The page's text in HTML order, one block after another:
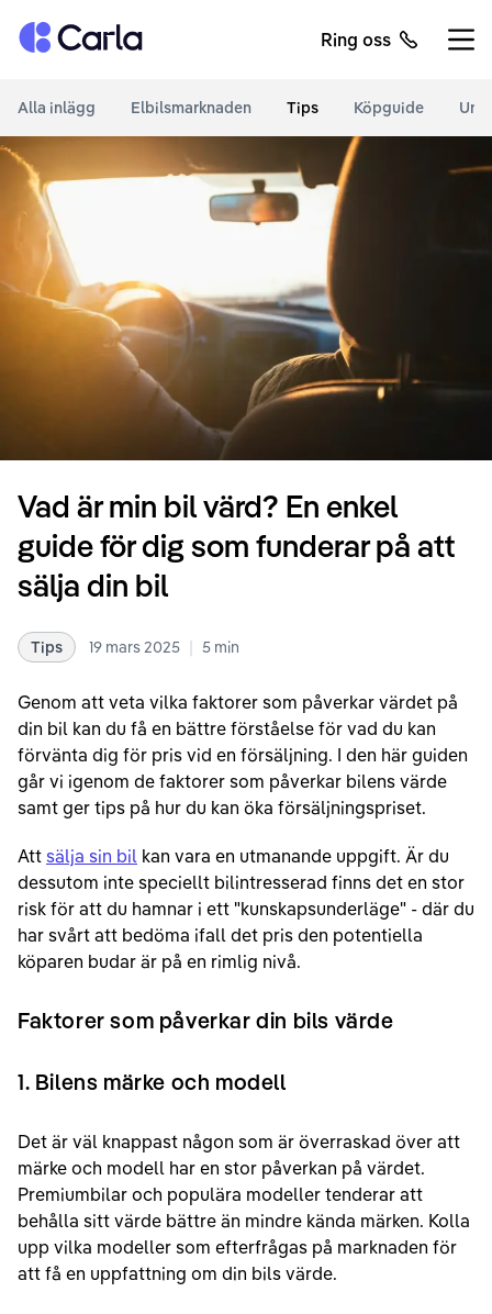
Tillbaka till startsidan Ring oss
Alla inlägg Elbilsmarknaden Tips Köpguide
Vad är min bil värd? En enkel
guide för dig som funderar på att
sälja din bil
Tips 19 mars 2025 | 5 min
Genom att veta vilka faktorer som påverkar värdet på
din bil kan du få en bättre förståelse för vad du kan
förvänta dig för pris vid en försäljning. I den här guiden
går vi igenom de faktorer som påverkar bilens värde
samt ger tips på hur du kan öka försäljningspriset.
Att sälja sin bil kan vara en utmanande uppgift. Är du
dessutom inte speciellt bilintresserad finns det en stor
risk för att du hamnar i ett "kunskapsunderläge" - där du
har svårt att bedöma ifall det pris den potentiella
köparen budar är på en rimlig nivå.
Faktorer som påverkar din bils värde
1. Bilens märke och modell
Det är väl knappast någon som är överraskad över att
märke och modell har en stor påverkan på värdet.
Premiumbilar och populära modeller tenderar att
behålla sitt värde bättre än mindre kända märken. Kolla
upp vilka modeller som efterfrågas på marknaden för
att få en uppfattning om din bils värde.